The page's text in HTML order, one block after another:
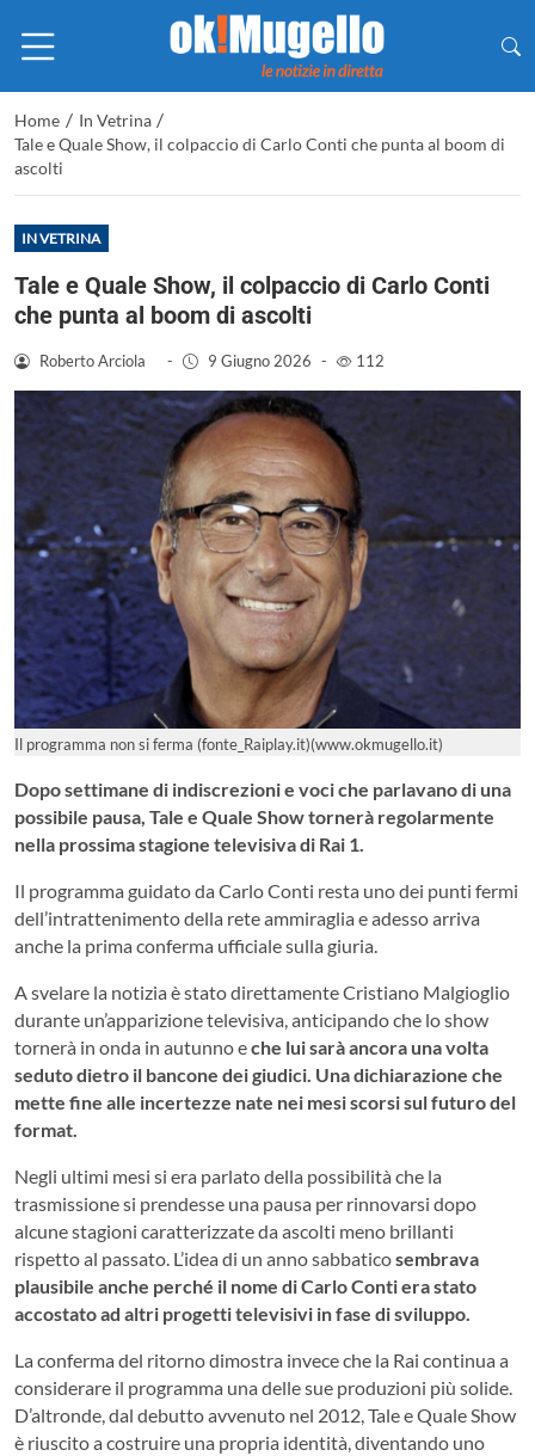
Home / In Vetrina /
Tale e Quale Show, il colpaccio di Carlo Conti che punta al boom di
ascolti
IN VETRINA
Tale e Quale Show, il colpaccio di Carlo Conti
che punta al boom di ascolti
Roberto Arciola - 9 Giugno 2026 - 112
Il programma non si ferma (fonte_Raiplay.it)(www.okmugello.it)
Dopo settimane di indiscrezioni e voci che parlavano di una
possibile pausa, Tale e Quale Show tornerà regolarmente
nella prossima stagione televisiva di Rai 1.
Il programma guidato da Carlo Conti resta uno dei punti fermi
dell’intrattenimento della rete ammiraglia e adesso arriva
anche la prima conferma ufficiale sulla giuria.
A svelare la notizia è stato direttamenteCristiano Malgioglio
durante un’apparizione televisiva, anticipando che lo show
tornerà in onda in autunno eche lui sarà ancora una volta
seduto dietro il bancone dei giudici. Una dichiarazione che
mette fine alle incertezze nate nei mesi scorsi sul futuro del
format.
Negli ultimi mesi si era parlato della possibilità che la
trasmissione si prendesse una pausa per rinnovarsi dopo
alcune stagioni caratterizzate da ascolti meno brillanti
rispetto al passato. L’idea di un anno sabbaticosembrava
plausibile anche perché il nome di Carlo Conti era stato
accostato ad altri progetti televisivi in fase di sviluppo.
La conferma del ritorno dimostra invece che la Rai continua a
considerare il programma una delle sue produzioni più solide.
D’altronde, dal debutto avvenuto nel 2012, Tale e Quale Show
è riuscito a costruire una propria identità, diventando uno